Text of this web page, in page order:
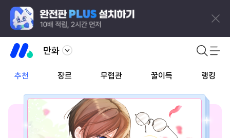
만화
추천 장르 무협관 꿀이득 랭킹